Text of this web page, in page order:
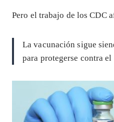
Pero el trabajo de los CDC
La vacunación sigue
para protegerse contra